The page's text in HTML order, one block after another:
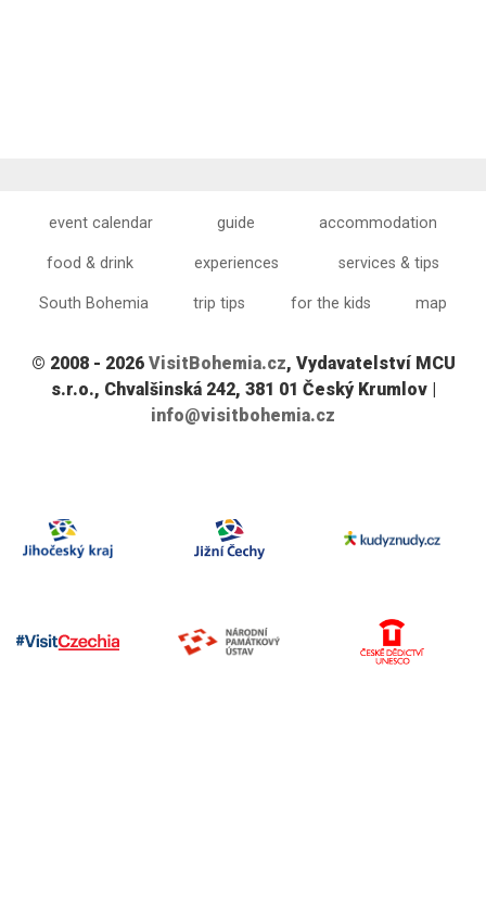
event calendar guide accommodation
food & drink experiences services & tips
South Bohemia trip tips for the kids map
© 2008 - 2026 VisitBohemia.cz, Vydavatelství MCU
s.r.o., Chvalšinská 242, 381 01 Český Krumlov |
info@visitbohemia.cz